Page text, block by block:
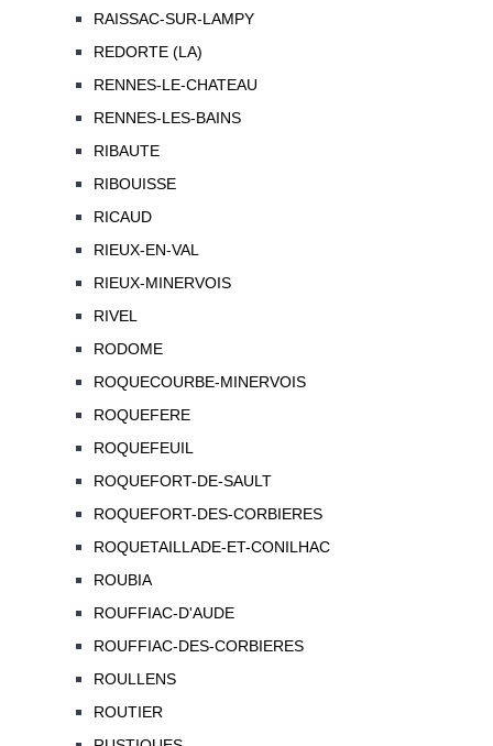
RAISSAC-SUR-LAMPY
REDORTE (LA)
RENNES-LE-CHATEAU
RENNES-LES-BAINS
RIBAUTE
RIBOUISSE
RICAUD
RIEUX-EN-VAL
RIEUX-MINERVOIS
RIVEL
RODOME
ROQUECOURBE-MINERVOIS
ROQUEFERE
ROQUEFEUIL
ROQUEFORT-DE-SAULT
ROQUEFORT-DES-CORBIERES
ROQUETAILLADE-ET-CONILHAC
ROUBIA
ROUFFIAC-D'AUDE
ROUFFIAC-DES-CORBIERES
ROULLENS
ROUTIER